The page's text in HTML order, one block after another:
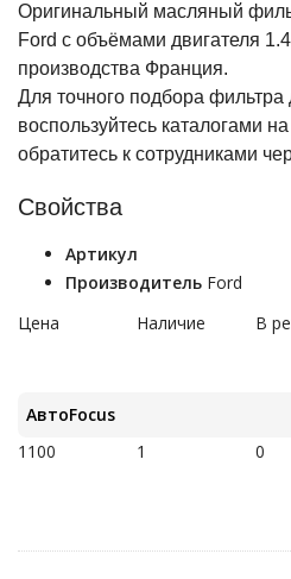
Оригинальный масляный
Ford с объёмами двигателя
производства Франция.
Для точного подбора
воспользуйтесь каталогами
обратитесь к сотрудниками
Свойства
Артикул
Производитель Ford
Цена
Наличие В
АвтоFocus
1100
1 0